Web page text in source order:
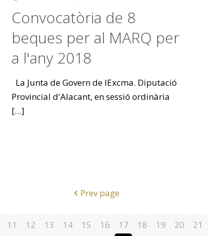
Convocatòria de 8
beques per al MARQ per
a l'any 2018
La Junta de Govern de lExcma. Diputació
Provincial d'Alacant, en sessió ordinària
[…]
Prev page
11 12 13 14 15 16 17 18 19 20 21